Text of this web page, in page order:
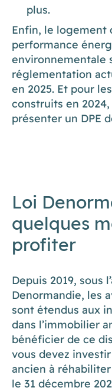
plus.
Enfin, le logement
performance
environnementale
réglementation
en 2025. Et pour
construits en
présenter un DPE
Loi
quelques
profiter
Depuis 2019, sous
Denormandie, les
sont étendus aux
dans l’immobilier
bénéficier de ce
vous devez
ancien à
le 31 décembre